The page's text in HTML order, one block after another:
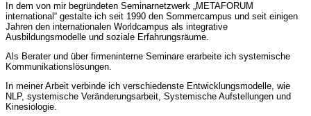
In dem von mir begründeten Seminarnetzwerk „METAFORUM
international“ gestalte ich seit 1990 den Sommercampus und seit einigen
Jahren den internationalen Worldcampus als integrative
Ausbildungsmodelle und soziale Erfahrungsräume.
Als Berater und über firmeninterne Seminare erarbeite ich systemische
Kommunikationslösungen.
In meiner Arbeit verbinde ich verschiedenste Entwicklungsmodelle, wie
NLP, systemische Veränderungsarbeit, Systemische Aufstellungen und
Kinesiologie.